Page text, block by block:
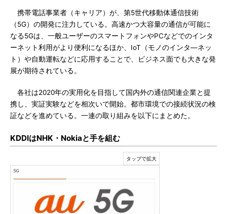
携帯電話事業者（キャリア）が、第5世代移動体通信技術
（5G）の開発に注力している。高速かつ大容量の通信が可能に
なる5Gは、一般ユーザーのスマートフォンやPCなどでのインタ
ーネット利用がより便利になるほか、IoT（モノのインタ―ネッ
ト）や自動運転などに応用することで、ビジネス面でも大きな発
展が期待されている。
各社は2020年の実用化を目指して国内外の通信関連企業と提
携し、実証実験などを相次いで開始。都市環境での接続状況の検
証などを進めている。一連の取り組みを以下にまとめた。
KDDIはNHK・Nokiaと手を組む